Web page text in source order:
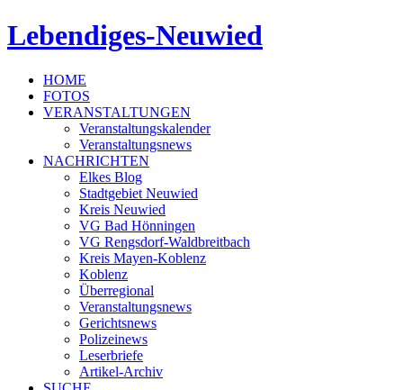
Lebendiges-Neuwied
HOME
FOTOS
VERANSTALTUNGEN
Veranstaltungskalender
Veranstaltungsnews
NACHRICHTEN
Elkes Blog
Stadtgebiet Neuwied
Kreis Neuwied
VG Bad Hönningen
VG Rengsdorf-Waldbreitbach
Kreis Mayen-Koblenz
Koblenz
Überregional
Veranstaltungsnews
Gerichtsnews
Polizeinews
Leserbriefe
Artikel-Archiv